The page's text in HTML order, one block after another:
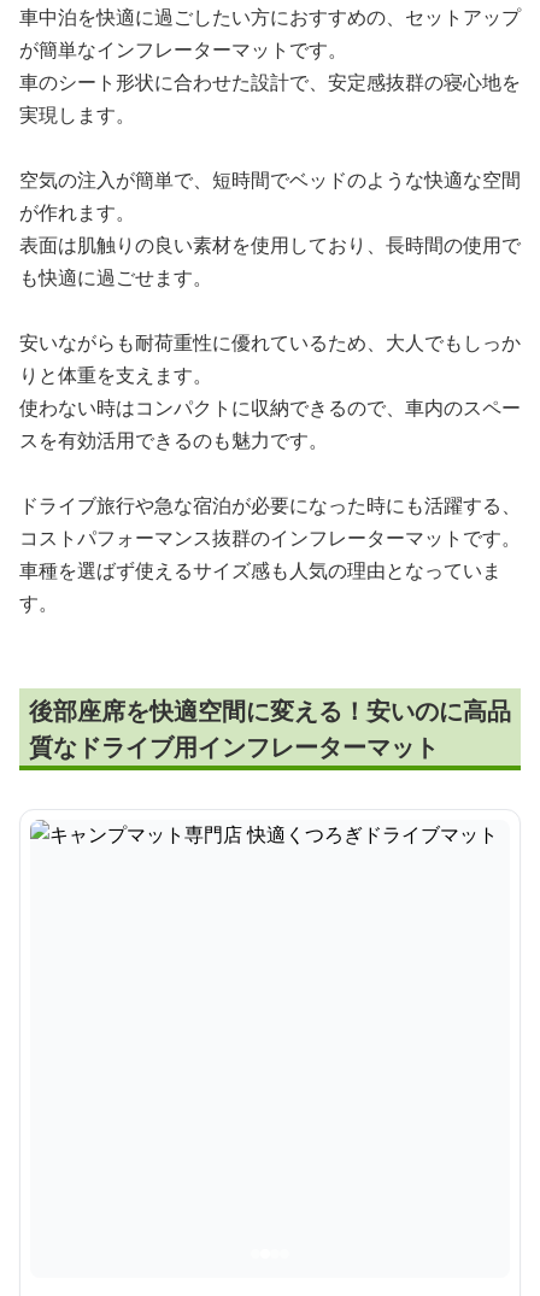
車中泊を快適に過ごしたい方におすすめの、セットアップ
が簡単なインフレーターマットです。
車のシート形状に合わせた設計で、安定感抜群の寝心地を
実現します。
空気の注入が簡単で、短時間でベッドのような快適な空間
が作れます。
表面は肌触りの良い素材を使用しており、長時間の使用で
も快適に過ごせます。
安いながらも耐荷重性に優れているため、大人でもしっか
りと体重を支えます。
使わない時はコンパクトに収納できるので、車内のスペー
スを有効活用できるのも魅力です。
ドライブ旅行や急な宿泊が必要になった時にも活躍する、
コストパフォーマンス抜群のインフレーターマットです。
車種を選ばず使えるサイズ感も人気の理由となっていま
す。
後部座席を快適空間に変える！安いのに高品
質なドライブ用インフレーターマット